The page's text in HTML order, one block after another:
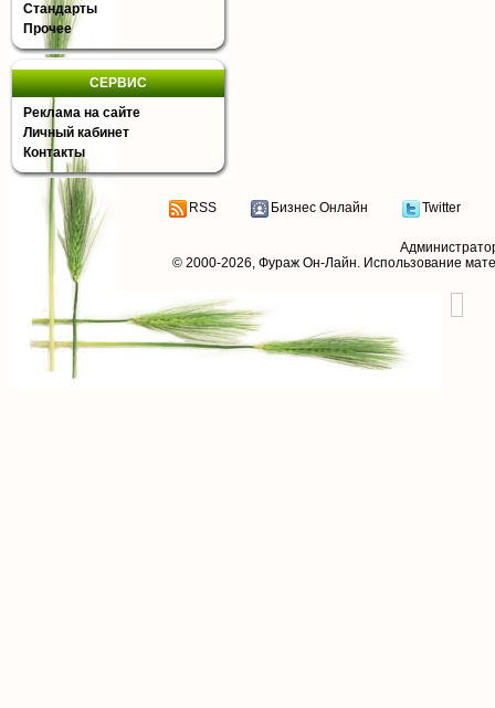
Стандарты
Прочее
СЕРВИС
Реклама на сайте
Личный кабинет
Контакты
RSS Бизнес Онлайн Twitter
© 2000-2026, Фураж Он-Лайн. Использование